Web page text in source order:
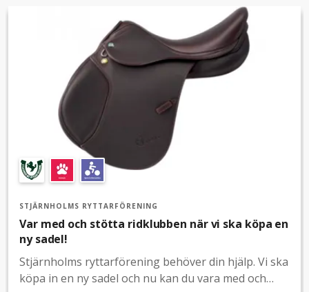
STJÄRNHOLMS RYTTARFÖRENING
Var med och stötta ridklubben när vi ska köpa en
ny sadel!
Stjärnholms ryttarförening behöver din hjälp. Vi ska
köpa in en ny sadel och nu kan du vara med och